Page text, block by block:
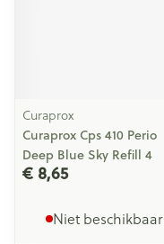
Curaprox
Curaprox Cps 410 Perio
Deep Blue Sky Refill 4
€ 8,65
Niet beschikbaar